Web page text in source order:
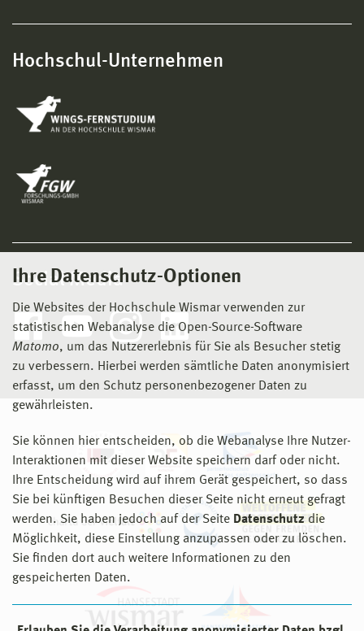
Ihre Datenschutz-Optionen
Die Websites der Hochschule Wismar verwenden zur
statistischen Webanalyse die Open-Source-Software
Matomo, um das Nutzererlebnis für Sie als Besucher stetig
zu verbessern. Hierbei werden sämtliche Daten anonymisiert
erfasst, um den Schutz personenbezogener Daten zu
gewährleisten.
Sie können hier entscheiden, ob die Webanalyse Ihre Nutzer-
Interaktionen mit dieser Website speichern darf oder nicht.
Ihre Entscheidung wird auf ihrem Gerät gespeichert, so dass
Sie bei künftigen Besuchen dieser Seite nicht erneut gefragt
werden. Sie haben jedoch auf der Seite Datenschutz die
Möglichkeit, diese Einstellung anzupassen oder zu löschen.
Sie finden dort auch weitere Informationen zu den
gespeicherten Daten.
Hochschul-Unternehmen
Social Media